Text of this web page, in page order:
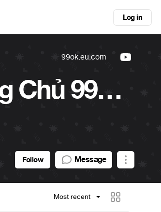
Log in
99OK - Link Vào Trang Chủ 99OK Chính Thức 2026 | 99ok.eu
99ok.eu.com
Follow Message
Most recent